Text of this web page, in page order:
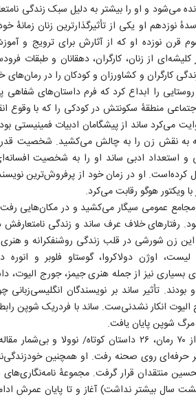
می‌شود و او را بیشتر به دلیل سبک زندگی
نوزدهم او یکی از تأثیرگذارترین زنان زمانهٔ
قرن نوزده او که از آثارش برای ترویج و
از زنان، کارگران، دهقانان و طبقات
کارگران و کشاورزان و کودکان را در رمان‌های
را ابداع کرد که فرم داستان‌های شفاهی
منطقهٔ سکونتش در کودکی را که با وقوع
می‌کرد ساند از پیشگامان ادبیات فمینیستی
به نقش زن را به چالش می‌کشید. شخصیت
و استعداد ادبی ساند او را به شخصیت
او در زمان خود از پرفروش‌ترین
ویکتور هوگو رقابت می‌کرد.
مجامع عمومی سیگار می‌کشید و در مکان‌هایی
رفتارهای خلاف عرف ساند و زندگی
زن شورشی در قلب زندگی روشنفکرانه و هنری
اوژن دولاکروا، گوستاو فلوبر و انوره
بسیاری نیز از جمله هنری جیمز، جورج الیوت،
بودند. تأثیر ساند بر نویسندگان انگلیسی‌زبانی
الیوت انکار نشدنی‌ست. ساند با فردریک شوپن
شوپن پایان یافت.
حرفه‌ای روی صحنه رفت. او همچنین
منتقدان قرار گرفت. مجموعهٔ نامه‌نگاری‌های
۱۸۱۲ (زمانی که هشت سال بیشتر نداشت) آغاز و تا پایان